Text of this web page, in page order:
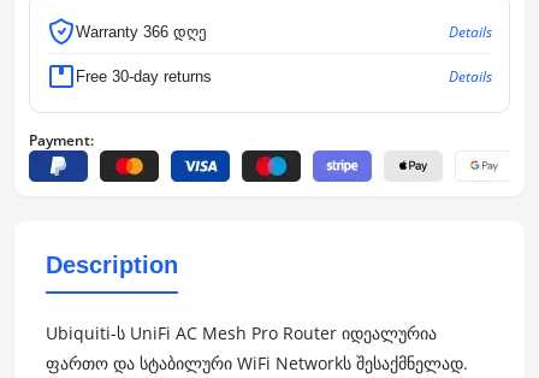
Warranty 366 დღე Details
Free 30-day returns Details
Payment:
Description
Ubiquiti-ს UniFi AC Mesh Pro Router იდეალურია
ფართო და სტაბილური WiFi Networkს შესაქმნელად.